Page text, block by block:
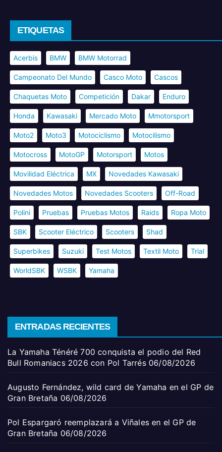
ETIQUETAS
Acerbis BMW BMW Motorrad
Campeonato Del Mundo Casco Moto Cascos
Chaquetas Moto Competición Dakar Enduro
Honda Kawasaki Mercado Moto Mmotorsport
Moto2 Moto3 Motociclismo Motocilismo
Motocross MotoGP Motorsport Motos
Movilidad Eléctrica MX Novedades Kawasaki
Novedades Motos Novedades Scooters Off-Road
Polini Pruebas Pruebas Motos Raids Ropa Moto
SBK Scooter Eléctrico Scooters Shad
Superbikes Suzuki Test Motos Textil Moto Trial
WorldSBK WSBK Yamaha
ENTRADAS RECIENTES
La Yamaha Ténéré 700 conquista el podio del Red
Bull Romaniacs 2026 con Pol Tarrés 06/08/2026
Augusto Fernández, wild card de Yamaha en el GP de
Gran Bretaña 06/08/2026
Pol Espargaró reemplazará a Viñales en el GP de
Gran Bretaña 06/08/2026